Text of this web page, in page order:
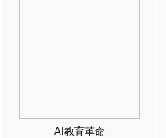
AI教育革命